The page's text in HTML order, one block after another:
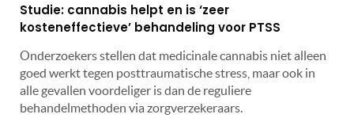
Studie: cannabis helpt en is ‘zeer
kosteneffectieve’ behandeling voor PTSS
Onderzoekers stellen dat medicinale cannabis niet alleen
goed werkt tegen posttraumatische stress, maar ook in
alle gevallen voordeliger is dan de reguliere
behandelmethoden via zorgverzekeraars.